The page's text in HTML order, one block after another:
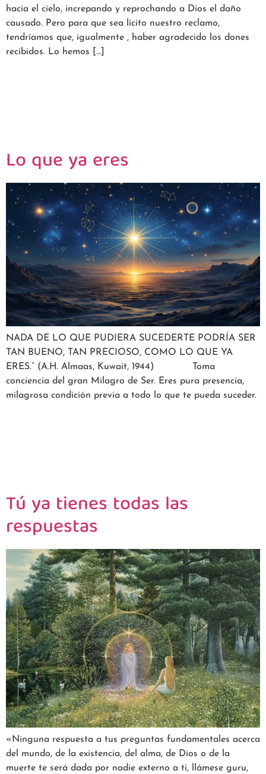
hacia el cielo, increpando y reprochando a Dios el daño
causado. Pero para que sea lícito nuestro reclamo,
tendríamos que, igualmente , haber agradecido los dones
recibidos. Lo hemos […]
Lo que ya eres
NADA DE LO QUE PUDIERA SUCEDERTE PODRÍA SER
TAN BUENO, TAN PRECIOSO, COMO LO QUE YA
ERES.” (A.H. Almaas, Kuwait, 1944) Toma
conciencia del gran Milagro de Ser. Eres pura presencia,
milagrosa condición previa a todo lo que te pueda suceder.
Tú ya tienes todas las
respuestas
«Ninguna respuesta a tus preguntas fundamentales acerca
del mundo, de la existencia, del alma, de Dios o de la
muerte te será dada por nadie externo a ti, llámese guru,